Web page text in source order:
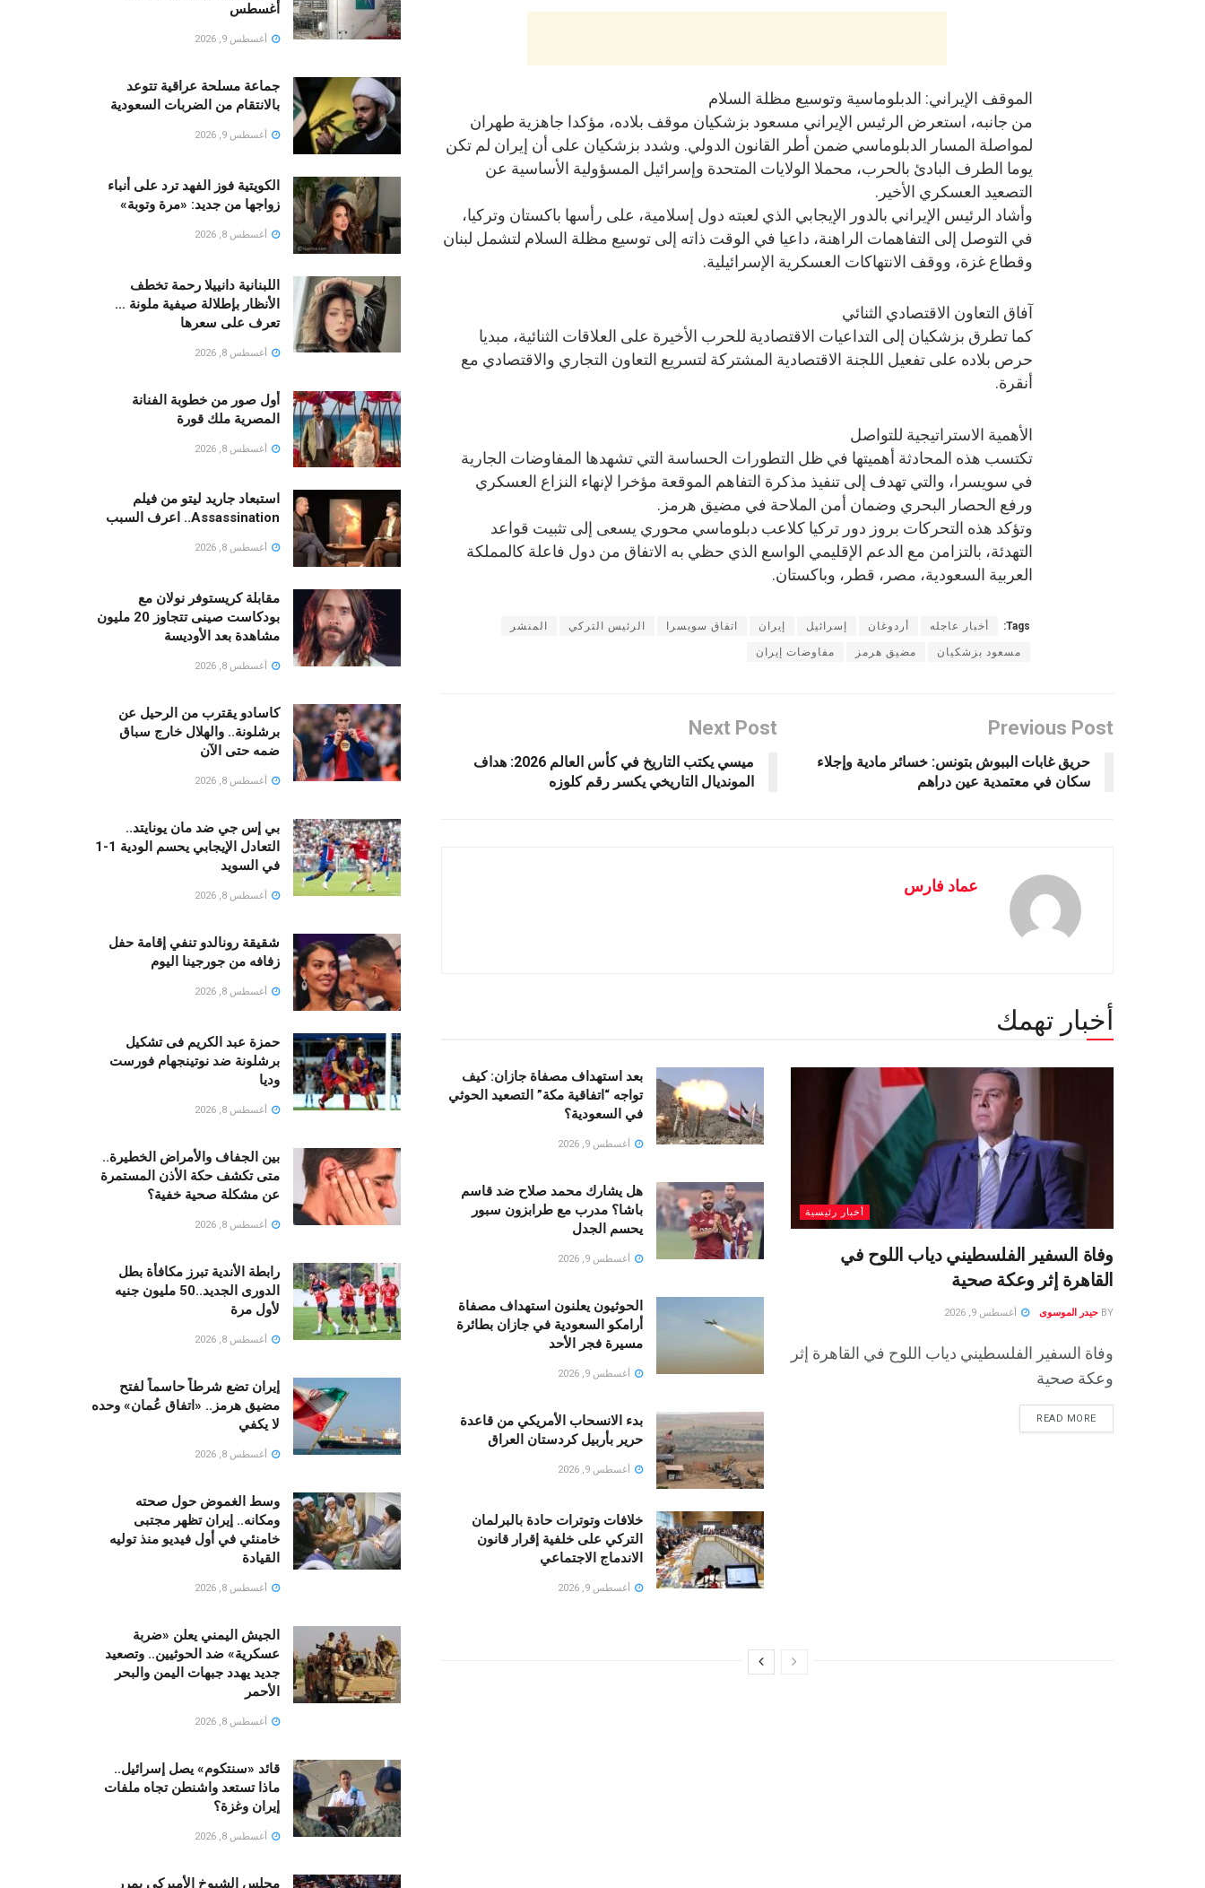
الموقف الإيراني: الدبلوماسية وتوسيع مظلة السلام
من جانبه، استعرض الرئيس الإيراني مسعود بزشكيان موقف بلاده، مؤكدا جاهزية طهران
لمواصلة المسار الدبلوماسي ضمن أطر القانون الدولي. وشدد بزشكيان على أن إيران لم تكن
يوما الطرف البادئ بالحرب، محملا الولايات المتحدة وإسرائيل المسؤولية الأساسية عن
التصعيد العسكري الأخير.
وأشاد الرئيس الإيراني بالدور الإيجابي الذي لعبته دول إسلامية، على رأسها باكستان وتركيا،
في التوصل إلى التفاهمات الراهنة، داعيا في الوقت ذاته إلى توسيع مظلة السلام لتشمل لبنان
وقطاع غزة، ووقف الانتهاكات العسكرية الإسرائيلية.
آفاق التعاون الاقتصادي الثنائي
كما تطرق بزشكيان إلى التداعيات الاقتصادية للحرب الأخيرة على العلاقات الثنائية، مبديا
حرص بلاده على تفعيل اللجنة الاقتصادية المشتركة لتسريع التعاون التجاري والاقتصادي مع
أنقرة.
الأهمية الاستراتيجية للتواصل
تكتسب هذه المحادثة أهميتها في ظل التطورات الحساسة التي تشهدها المفاوضات الجارية
في سويسرا، والتي تهدف إلى تنفيذ مذكرة التفاهم الموقعة مؤخرا لإنهاء النزاع العسكري
ورفع الحصار البحري وضمان أمن الملاحة في مضيق هرمز.
وتؤكد هذه التحركات بروز دور تركيا كلاعب دبلوماسي محوري يسعى إلى تثبيت قواعد
التهدئة، بالتزامن مع الدعم الإقليمي الواسع الذي حظي به الاتفاق من دول فاعلة كالمملكة
العربية السعودية، مصر، قطر، وباكستان.
Tags: أخبار عاجله أردوغان إسرائيل إيران اتفاق سويسرا الرئيس التركي المنشر
مسعود بزشكيان مضيق هرمز مفاوضات إيران
Previous Post
حريق غابات الببوش بتونس: خسائر مادية وإجلاء
سكان في معتمدية عين دراهم
Next Post
ميسي يكتب التاريخ في كأس العالم 2026: هداف
المونديال التاريخي يكسر رقم كلوزه
عماد فارس
أخبار تهمك
أخبار رئيسية
وفاة السفير الفلسطيني دياب اللوح في
القاهرة إثر وعكة صحية
BY حيدر الموسوى أغسطس 9, 2026
وفاة السفير الفلسطيني دياب اللوح في القاهرة إثر
وعكة صحية
READ MORE
بعد استهداف مصفاة جازان: كيف
تواجه “اتفاقية مكة” التصعيد الحوثي
في السعودية؟
أغسطس 9, 2026
هل يشارك محمد صلاح ضد قاسم
باشا؟ مدرب مع طرابزون سبور
يحسم الجدل
أغسطس 9, 2026
الحوثيون يعلنون استهداف مصفاة
أرامكو السعودية في جازان بطائرة
مسيرة فجر الأحد
أغسطس 9, 2026
بدء الانسحاب الأمريكي من قاعدة
حرير بأربيل كردستان العراق
أغسطس 9, 2026
خلافات وتوترات حادة بالبرلمان
التركي على خلفية إقرار قانون
الاندماج الاجتماعي
أغسطس 9, 2026
أغسطس
أغسطس 9, 2026
جماعة مسلحة عراقية تتوعد
بالانتقام من الضربات السعودية
أغسطس 9, 2026
الكويتية فوز الفهد ترد على أنباء
زواجها من جديد: «مرة وتوبة» ‏
أغسطس 8, 2026
اللبنانية دانييلا رحمة تخطف
الأنظار بإطلالة صيفية ملونة …
تعرف على سعرها
أغسطس 8, 2026
أول صور من خطوبة الفنانة
المصرية ملك قورة
أغسطس 8, 2026
استبعاد جاريد ليتو من فيلم
Assassination.. اعرف السبب
أغسطس 8, 2026
مقابلة كريستوفر نولان مع
بودكاست صينى تتجاوز 20 مليون
مشاهدة بعد الأوديسة
أغسطس 8, 2026
كاسادو يقترب من الرحيل عن
برشلونة.. والهلال خارج سباق
ضمه حتى الآن
أغسطس 8, 2026
بي إس جي ضد مان يونايتد..
التعادل الإيجابي يحسم الودية 1-1
في السويد
أغسطس 8, 2026
شقيقة رونالدو تنفي إقامة حفل
زفافه من جورجينا اليوم
أغسطس 8, 2026
حمزة عبد الكريم فى تشكيل
برشلونة ضد نوتينجهام فورست
وديا
أغسطس 8, 2026
بين الجفاف والأمراض الخطيرة..
متى تكشف حكة الأذن المستمرة
عن مشكلة صحية خفية؟
أغسطس 8, 2026
رابطة الأندية تبرز مكافأة بطل
الدورى الجديد..50 مليون جنيه
لأول مرة
أغسطس 8, 2026
إيران تضع شرطاً حاسماً لفتح
مضيق هرمز.. «اتفاق عُمان» وحده
لا يكفي
أغسطس 8, 2026
وسط الغموض حول صحته
ومكانه.. إيران تظهر مجتبى
خامنئي في أول فيديو منذ توليه
القيادة
أغسطس 8, 2026
الجيش اليمني يعلن «ضربة
عسكرية» ضد الحوثيين.. وتصعيد
جديد يهدد جبهات اليمن والبحر
الأحمر
أغسطس 8, 2026
قائد «سنتكوم» يصل إسرائيل..
ماذا تستعد واشنطن تجاه ملفات
إيران وغزة؟
أغسطس 8, 2026
مجلس الشيوخ الأميركي يمرر